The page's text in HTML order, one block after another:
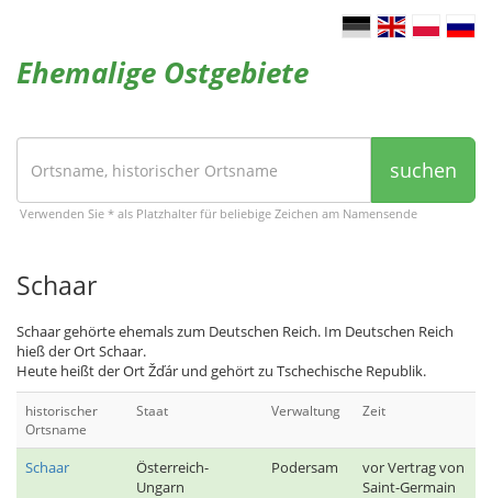
Ehemalige Ostgebiete
suchen
Verwenden Sie * als Platzhalter für beliebige Zeichen am Namensende
Schaar
Schaar gehörte ehemals zum Deutschen Reich. Im Deutschen Reich
hieß der Ort Schaar.
Heute heißt der Ort Žďár und gehört zu Tschechische Republik.
historischer
Ortsname
Staat Verwaltung Zeit
Schaar
Österreich-
Ungarn
Podersam
vor Vertrag von
Saint-Germain